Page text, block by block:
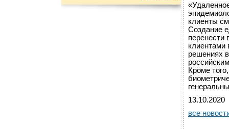
клиенты
Создание
перенести
решениях
Кроме
13.10.2020
все